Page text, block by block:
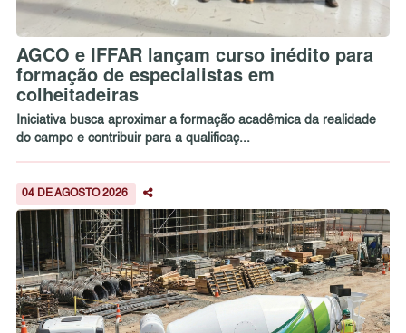
AGCO e IFFAR lançam curso inédito para
formação de especialistas em
colheitadeiras
Iniciativa busca aproximar a formação acadêmica da realidade
do campo e contribuir para a qualificaç...
04 DE AGOSTO 2026